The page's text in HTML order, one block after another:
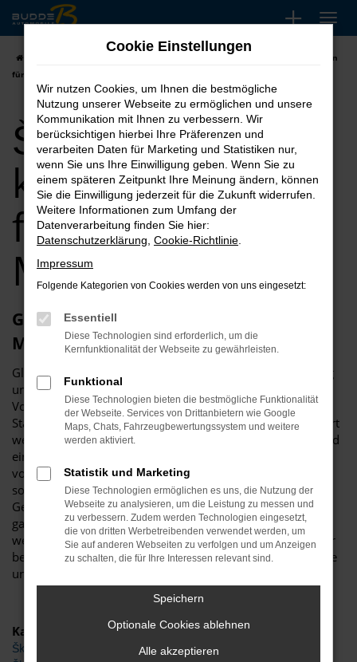
Zum
Hauptinhalt
springen
Škoda Scala kaufen, leasen, finanzieren
für Marburg
Škoda Scala
kaufen, leasen,
finanzieren für
Marburg
Glückwunsch zum Škoda Scala in
Marburg
Glückwunsch: der Škoda Scala passt perfekt nach Marburg
und ist ganz sicher das passende Fahrzeug für Sie. Der
Vorteil dieses Modells besteht darin, dass sowohl der
Stadtverkehr als auch längere Strecken souverän gemeistert
werden. Hinzu kommt eine herausragende Ausstattung und
eine enorme Effizienz hinsichtlich der Motorisierung. Wir
von Budde Automobile bieten Ihnen den Škoda Scala
sowohl als Neuwagen als auch als EU-Import sowie als
Gebraucht- oder Jahreswagen. Entsprechend haben Sie die
ganz große Auswahl und entscheiden komplett selbst, mit
welchem Modell Sie fortan in Marburg unterwegs sind. Wir
beraten Sie gerne und stehen Ihnen für all Ihre Fragen Rede
und Antwort.
Kategorie
Škoda Scala Tageszulassung Marburg
Cookie Einstellungen
Wir nutzen Cookies, um Ihnen die bestmögliche
Nutzung unserer Webseite zu ermöglichen und unsere
Kommunikation mit Ihnen zu verbessern. Wir
berücksichtigen hierbei Ihre Präferenzen und
verarbeiten Daten für Marketing und Statistiken nur,
wenn Sie uns Ihre Einwilligung geben. Wenn Sie zu
einem späteren Zeitpunkt Ihre Meinung ändern, können
Sie die Einwilligung jederzeit für die Zukunft widerrufen.
Weitere Informationen zum Umfang der
Datenverarbeitung finden Sie hier:
Datenschutzerklärung Cookie-Richtlinie
Impressum
Folgende Kategorien von Cookies werden von uns eingesetzt:
Essentiell
Diese Technologien sind erforderlich, um die
Kernfunktionalität der Webseite zu gewährleisten.
Funktional
Diese Technologien bieten die bestmögliche Funktionalität
der Webseite. Services von Drittanbietern wie Google
Maps, Chats, Fahrzeugbewertungssystem und weitere
werden aktiviert.
Statistik und Marketing
Diese Technologien ermöglichen es uns, die Nutzung der
Webseite zu analysieren, um die Leistung zu messen und
zu verbessern. Zudem werden Technologien eingesetzt,
die von dritten Werbetreibenden verwendet werden, um
Sie auf anderen Webseiten zu verfolgen und um Anzeigen
zu schalten, die für Ihre Interessen relevant sind.
Speichern
Optionale Cookies ablehnen
Alle akzeptieren